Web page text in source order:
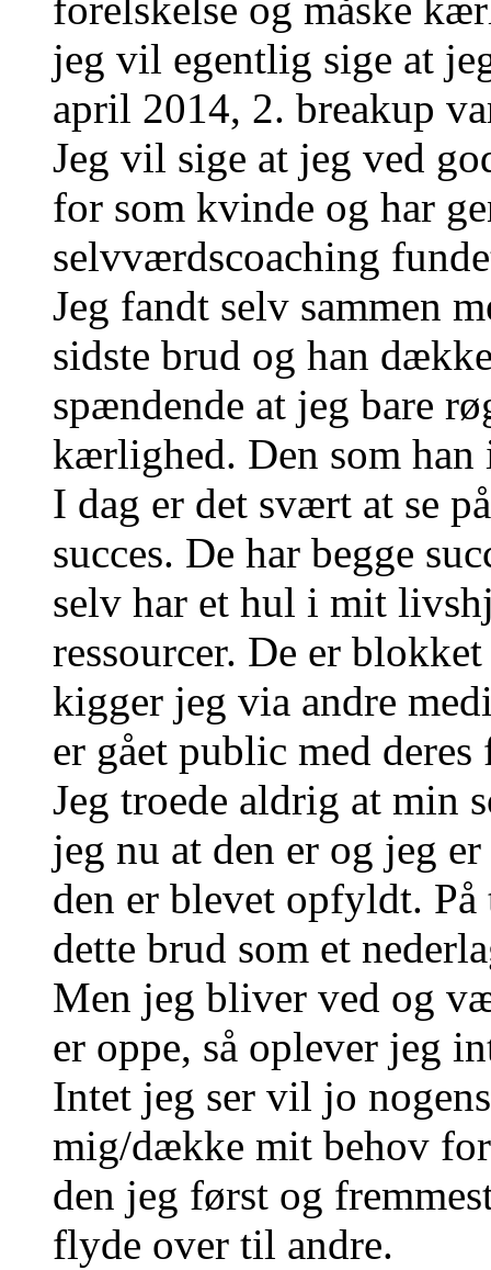
forelskelse og måske
jeg vil egentlig sige at
april 2014, 2. breakup
Jeg vil sige at jeg ved
for som kvinde og har
selvværdscoaching
Jeg fandt selv sammen
sidste brud og han
spændende at jeg bare
kærlighed. Den som han
I dag er det svært at se
succes. De har begge
selv har et hul i mit
ressourcer. De er
kigger jeg via andre
er gået public med
Jeg troede aldrig at min
jeg nu at den er og jeg
den er blevet opfyldt.
dette brud som et
Men jeg bliver ved og
er oppe, så oplever jeg
Intet jeg ser vil jo
mig/dække mit behov
den jeg først og
flyde over til andre.